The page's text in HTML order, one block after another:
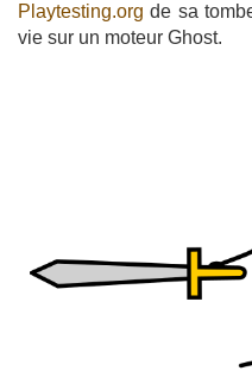
Playtesting.org de sa
vie sur un moteur Ghost.